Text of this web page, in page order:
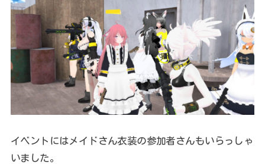
イベントにはメイドさん衣装の参加者さんもいらっしゃ
いました。